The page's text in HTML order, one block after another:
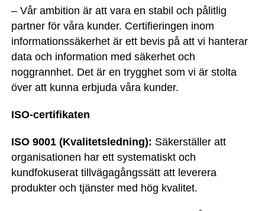
– Vår ambition är att vara en stabil och pålitlig
partner för våra kunder. Certifieringen inom
informationssäkerhet är ett bevis på att vi hanterar
data och information med säkerhet och
noggrannhet. Det är en trygghet som vi är stolta
över att kunna erbjuda våra kunder.
ISO-certifikaten
ISO 9001 (Kvalitetsledning): Säkerställer att
organisationen har ett systematiskt och
kundfokuserat tillvägagångssätt att leverera
produkter och tjänster med hög kvalitet.